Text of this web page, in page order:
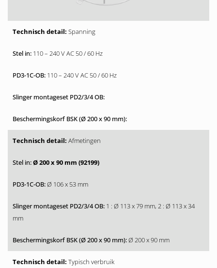
Spanning
110 – 240 V AC 50 / 60 Hz
110 – 240 V AC 50 / 60 Hz
Afmetingen
Ø 200 x 90 mm (92199)
Ø 106 x 53 mm
1 : Ø 113 x 79 mm, 2 : Ø 113 x 34
mm
Ø 200 x 90 mm
Typisch verbruik